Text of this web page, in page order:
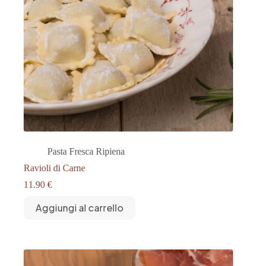
Pasta Fresca Ripiena
Ravioli di Carne
11.90 €
Aggiungi al carrello